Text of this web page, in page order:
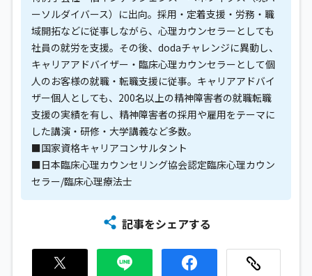
ーソルダイバース）に出向。採用・定着支援・労務・職
域開拓などに従事しながら、心理カウンセラーとしても
社員の就労を支援。その後、dodaチャレンジに異動し、
キャリアアドバイザー・臨床心理カウンセラーとして個
人のお客様の就職・転職支援に従事。キャリアアドバイ
ザー個人としても、200名以上の精神障害者の就職転職
支援の実績を有し、精神障害者の採用や雇用をテーマに
した講演・研修・大学講義など多数。
■国家資格キャリアコンサルタント
■日本臨床心理カウンセリング協会認定臨床心理カウン
セラー/臨床心理療法士
記事をシェアする